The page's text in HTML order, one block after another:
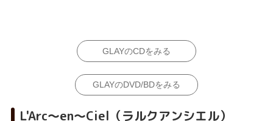
GLAYのCDをみる
GLAYのDVD/BDをみる
L'Arc～en～Ciel（ラルクアンシエル）